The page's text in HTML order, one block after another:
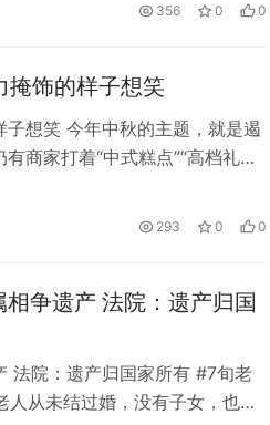
356 0 0
掩饰的样子想笑
子想笑 今年中秋的主题，就是遏
商家打着“中式糕点”“高档礼盒”
，就非常典型。这一品牌赶着中
293 0 0
相争遗产 法院：遗产归国
法院：遗产归国家所有 #7旬老
从未结过婚，没有子女，也没